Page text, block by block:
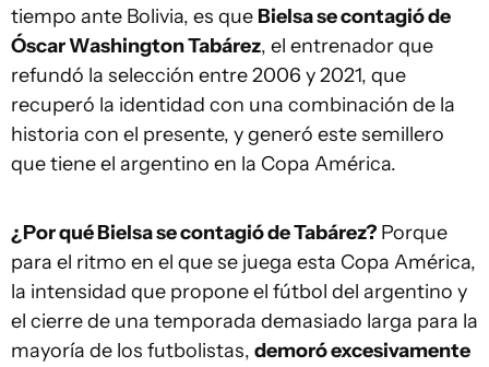
tiempo ante Bolivia, es que Bielsa se contagió de
Óscar Washington Tabárez, el entrenador que
refundó la selección entre 2006 y 2021, que
recuperó la identidad con una combinación de la
historia con el presente, y generó este semillero
que tiene el argentino en la Copa América.
¿Por qué Bielsa se contagió de Tabárez? Porque
para el ritmo en el que se juega esta Copa América,
la intensidad que propone el fútbol del argentino y
el cierre de una temporada demasiado larga para la
mayoría de los futbolistas, demoró excesivamente